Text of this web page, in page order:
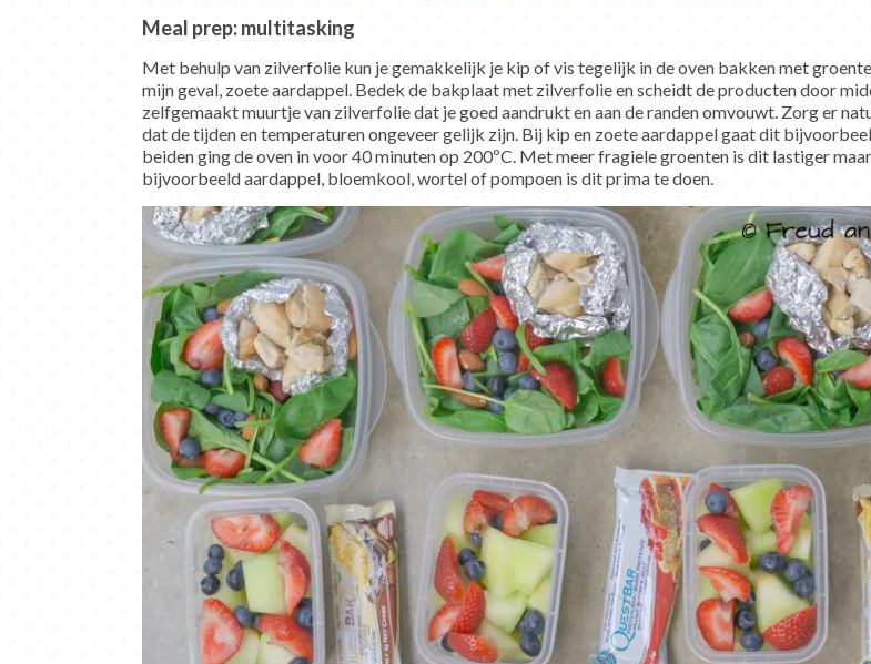
Meal prep: multitasking
Met behulp van zilverfolie kun je gemakkelijk je kip of vis tegelijk in de oven bakken met
mijn geval, zoete aardappel. Bedek de bakplaat met zilverfolie en scheidt de producten door
zelfgemaakt muurtje van zilverfolie dat je goed aandrukt en aan de randen omvouwt. Zorg er
dat de tijden en temperaturen ongeveer gelijk zijn. Bij kip en zoete aardappel gaat dit
beiden ging de oven in voor 40 minuten op 200ºC. Met meer fragiele groenten is dit lastiger
bijvoorbeeld aardappel, bloemkool, wortel of pompoen is dit prima te doen.